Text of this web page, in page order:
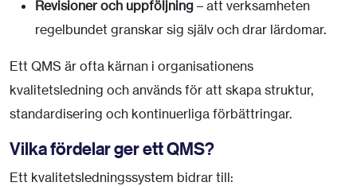
Revisioner och uppföljning – att verksamheten
regelbundet granskar sig själv och drar lärdomar.
Ett QMS är ofta kärnan i organisationens
kvalitetsledning och används för att skapa struktur,
standardisering och kontinuerliga förbättringar.
Vilka fördelar ger ett QMS?
Ett kvalitetsledningssystem bidrar till: